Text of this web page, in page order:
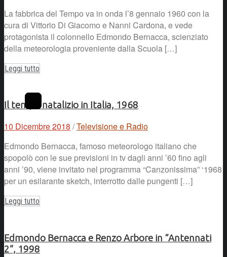
La fabbrica del Tempo va in onda l’8 gennaio 1960 con la
cura di Vittorio Di Giacomo e Nanni Cardona, e vede
protagonista il colonnello Edmondo Bernacca, scienziato
della meteorologia proveniente dalla Scuola […]
Leggi tutto
Il tempo natalizio in Italia, 1968
10 Dicembre 2018 /Televisione e Radio
Edmondo Bernacca, famoso meteorologo italiano che
spopolò con le sue previsioni in tv dagli anni ’60 fino agli
anni ’90, viene invitato nel programma “Canzonissima” ‘1968
per un esilarante sketch, interrotto dalle pungenti […]
Leggi tutto
Edmondo Bernacca e Renzo Arbore in “Antennati
2”, 1998